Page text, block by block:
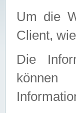
Um die
Client,
Die